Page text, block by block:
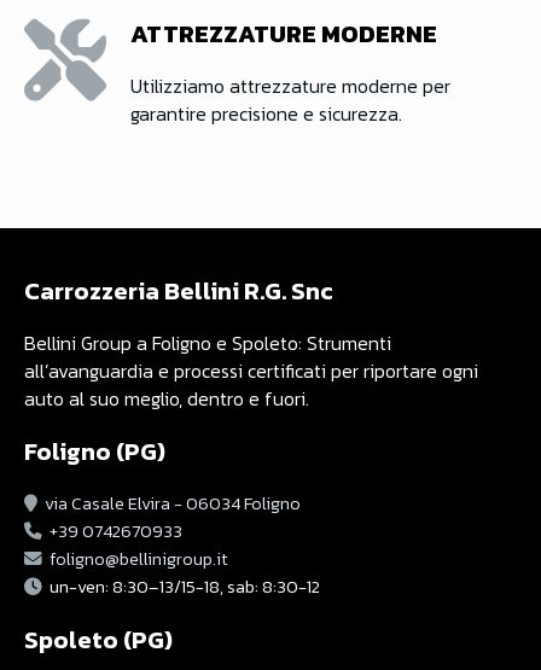
ATTREZZATURE MODERNE
Utilizziamo attrezzature moderne per
garantire precisione e sicurezza.
Carrozzeria Bellini R.G. Snc
Bellini Group a Foligno e Spoleto: Strumenti
all’avanguardia e processi certificati per riportare ogni
auto al suo meglio, dentro e fuori.
Foligno (PG)
via Casale Elvira - 06034 Foligno
+39 0742670933
foligno@bellinigroup.it
un-ven: 8:30–13/15-18, sab: 8:30-12
Spoleto (PG)